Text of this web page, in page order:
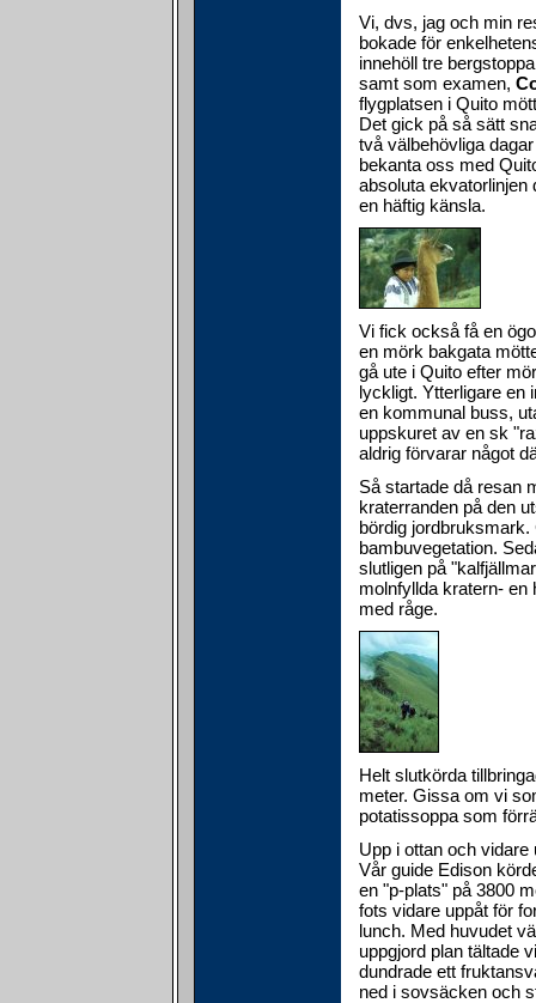
Vi, dvs, jag och min
bokade för
innehöll tre
samt som examen,
flygplatsen i Quito
Det gick på så sätt
två välbehövliga
bekanta oss med
absoluta ekvatorlinjen
en häftig känsla.
Vi fick också få en
en mörk bakgata
gå ute i Quito efter
lyckligt. Ytterligare en
en kommunal buss,
uppskuret av en sk
aldrig förvarar något
Så startade då resan
kraterranden på den
bördig
bambuvegetation.
slutligen på
molnfyllda kratern- en
med råge.
Helt slutkörda
meter. Gissa om vi
potatissoppa som
Upp i ottan och vidare
Vår guide Edison
en "p-plats" på 3800
fots vidare uppåt för
lunch. Med huvudet
uppgjord plan tältade
dundrade ett
ned i sovsäcken och